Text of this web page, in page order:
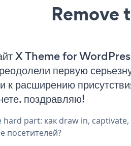
Remove
X Theme for
первую
к расширению
поздравляю!
part: как draw in,
посетителей?